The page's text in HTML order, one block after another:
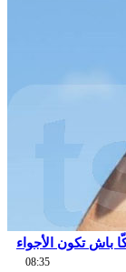
باش تكون الأجواء
08:35